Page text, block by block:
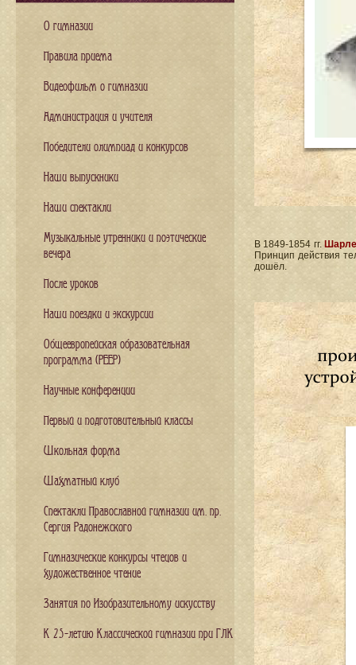
В 1849-1854 гг.
Принцип действия
дошёл.
О гимназии
Правила приема
Видеофильм о гимназии
Администрация и учителя
Победители олимпиад и конкурсов
Наши выпускники
Наши спектакли
Музыкальные утренники и поэтические
вечера
После уроков
Наши поездки и экскурсии
Общеевропейская образовательная
программа (PEEP)
Научные конференции
Первый и подготовительный классы
Школьная форма
Шахматный клуб
Спектакли Православной гимназии им. пр.
Сергия Радонежского
Гимназические конкурсы чтецов и
художественное чтение
Занятия по Изобразительному искусству
К 25-летию Классической гимназии при ГЛК